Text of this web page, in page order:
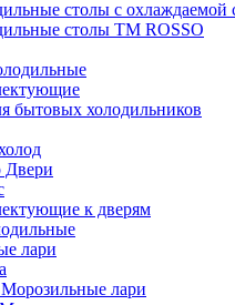
столы с охлаждаемой
столы ТМ ROSSO
бытовых холодильников
Двери
к дверям
лари
лари